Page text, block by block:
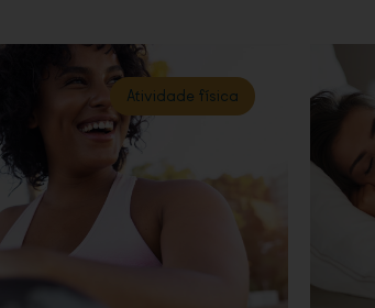
Atividade física